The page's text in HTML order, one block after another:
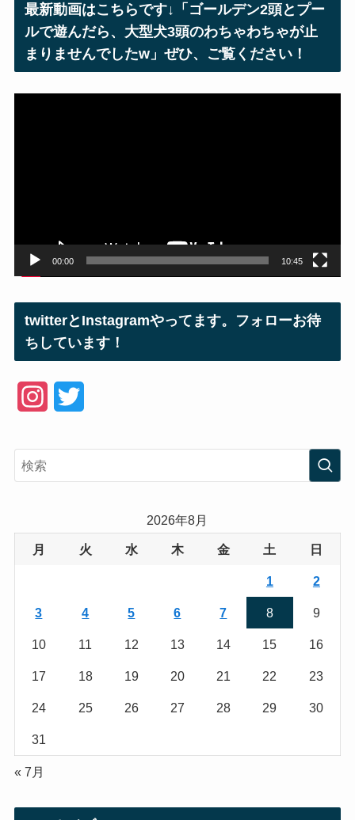
ス
最新動画はこちらです↓「ゴールデン2頭とプー
ルで遊んだら、大型犬3頭のわちゃわちゃが止
まりませんでしたw」ぜひ、ご覧ください！
00:00 10:45
twitterとInstagramやってます。フォローお待
ちしています！
e
2026年8月
月 火 水 木 金 土 日
1 2
3 4 5 6 7 8 9
10 11 12 13 14 15 16
17 18 19 20 21 22 23
24 25 26 27 28 29 30
31
« 7月